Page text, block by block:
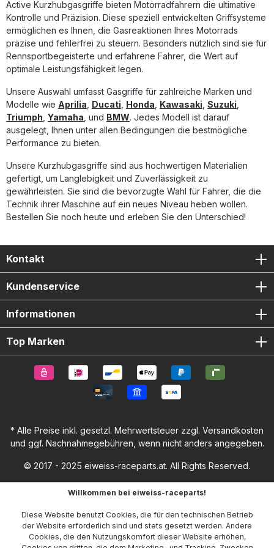
Montageteile, Kabel sowie Racing-Griffe in Schwarz. Der
Durchmesser der Übersetzungsräder beträgt 40, 42 und
44 mm. Rennsport-erprobter Kurzhubgasgriff mit
Teflonbeschichtung Drei Übersetzungen (40 / 42 / 44 mm)
zur individuellen Anpassung Extrem niedrige Reibung für
präzise Gasannahme Komplettes Set inklusive Kabel und
Racing-Griffen Höchste Qualität und Verarbeitung aus dem
Kurzhubgasgriff-Set inklusive Kabel Schwarze Racing-
Griffe (links und rechts) Drei Übersetzungsräder (40 / 42 /
44 mm) Alle benötigten Montageteile
Active Kurzhubgasgriffe bieten Motorradfahrern die ultimative
Kontrolle und Präzision. Diese speziell entwickelten Griffsysteme
ermöglichen es Ihnen, die Gasreaktionen Ihres Motorrads
präzise und fehlerfrei zu steuern. Besonders nützlich sind sie für
Rennsportbegeisterte und erfahrene Fahrer, die Wert auf
optimale Leistungsfähigkeit legen.
Unsere Auswahl umfasst Gasgriffe für zahlreiche Marken und
Modelle wie Aprilia Ducati Honda Kawasaki Suzuki
Triumph Yamaha , und BMW. Jedes Modell ist darauf
ausgelegt, Ihnen unter allen Bedingungen die bestmögliche
Performance zu bieten.
Unsere Kurzhubgasgriffe sind aus hochwertigen Materialien
gefertigt, um Langlebigkeit und Zuverlässigkeit zu
gewährleisten. Sie sind die bevorzugte Wahl für Fahrer, die die
Technik ihrer Maschine auf ein neues Niveau heben wollen.
Bestellen Sie noch heute und erleben Sie den Unterschied!
Kontakt
Kundenservice
Informationen
Top Marken
* Alle Preise inkl. gesetzl. Mehrwertsteuer zzgl. Versandkosten
und ggf. Nachnahmegebühren, wenn nicht anders angegeben.
© 2017 - 2025 eiweiss-raceparts.at. All Rights Reserved.
Willkommen bei eiweiss-raceparts!
Diese Website benutzt Cookies, die für den technischen Betrieb
der Website erforderlich sind und stets gesetzt werden. Andere
Cookies, die den Nutzungskomfort dieser Website erhöhen,